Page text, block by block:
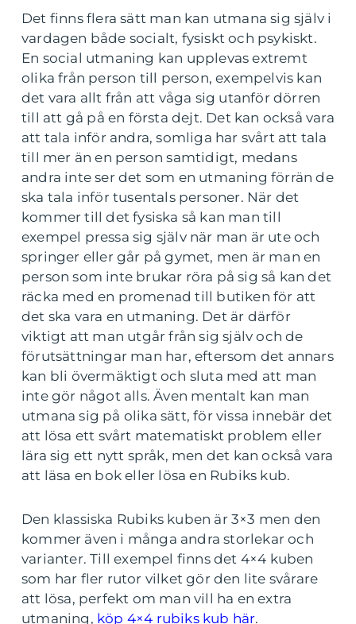
Det finns flera sätt man kan utmana sig själv i
vardagen både socialt, fysiskt och psykiskt.
En social utmaning kan upplevas extremt
olika från person till person, exempelvis kan
det vara allt från att våga sig utanför dörren
till att gå på en första dejt. Det kan också vara
att tala inför andra, somliga har svårt att tala
till mer än en person samtidigt, medans
andra inte ser det som en utmaning förrän de
ska tala inför tusentals personer. När det
kommer till det fysiska så kan man till
exempel pressa sig själv när man är ute och
springer eller går på gymet, men är man en
person som inte brukar röra på sig så kan det
räcka med en promenad till butiken för att
det ska vara en utmaning. Det är därför
viktigt att man utgår från sig själv och de
förutsättningar man har, eftersom det annars
kan bli övermäktigt och sluta med att man
inte gör något alls. Även mentalt kan man
utmana sig på olika sätt, för vissa innebär det
att lösa ett svårt matematiskt problem eller
lära sig ett nytt språk, men det kan också vara
att läsa en bok eller lösa en Rubiks kub.
Den klassiska Rubiks kuben är 3×3 men den
kommer även i många andra storlekar och
varianter. Till exempel finns det 4×4 kuben
som har fler rutor vilket gör den lite svårare
att lösa, perfekt om man vill ha en extra
utmaning, köp 4×4 rubiks kub här.